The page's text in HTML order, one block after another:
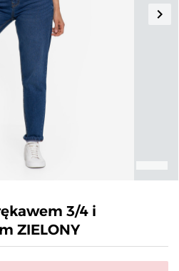
keyboard_arrow_right
3/4 i
ZIELONY